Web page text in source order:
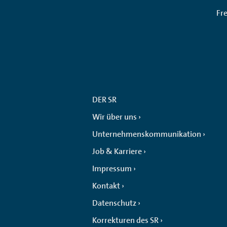
DER SR
Wir über uns
Unternehmenskommunikation
Job & Karriere
Impressum
Kontakt
Datenschutz
Korrekturen des SR